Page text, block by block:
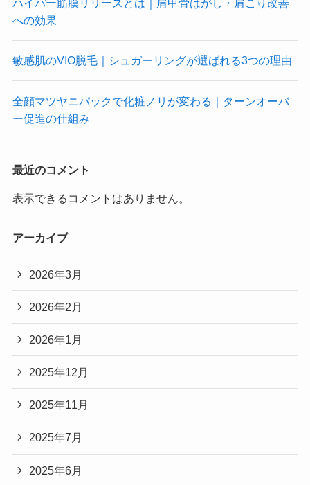
ハイパー筋膜リリースとは｜肩甲骨はがし・肩こり改善
への効果
敏感肌のVIO脱毛｜シュガーリングが選ばれる3つの理由
全顔マツヤニパックで化粧ノリが変わる｜ターンオーバ
ー促進の仕組み
最近のコメント
表示できるコメントはありません。
アーカイブ
2026年3月
2026年2月
2026年1月
2025年12月
2025年11月
2025年7月
2025年6月